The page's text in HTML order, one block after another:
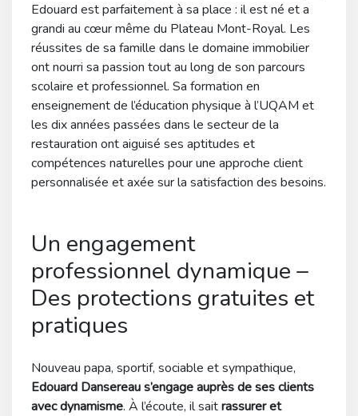
Edouard est parfaitement à sa place : il est né et a
grandi au cœur même du Plateau Mont-Royal. Les
réussites de sa famille dans le domaine immobilier
ont nourri sa passion tout au long de son parcours
scolaire et professionnel. Sa formation en
enseignement de l’éducation physique à l’UQAM et
les dix années passées dans le secteur de la
restauration ont aiguisé ses aptitudes et
compétences naturelles pour une approche client
personnalisée et axée sur la satisfaction des besoins.
Un engagement
professionnel dynamique –
Des protections gratuites et
pratiques
Nouveau papa, sportif, sociable et sympathique,
Edouard Dansereau s’engage auprès de ses clients
avec dynamisme. À l’écoute, il saitrassurer et